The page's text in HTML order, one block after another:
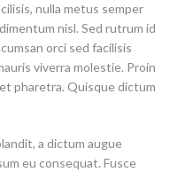
nulla metus semper
nisl. Sed rutrum id
orci sed facilisis
viverra molestie. Proin
pharetra. Quisque dictum
a dictum augue
eu consequat. Fusce